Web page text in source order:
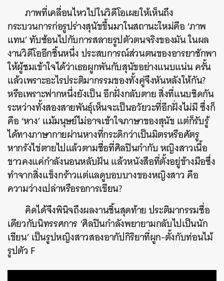
ภาพที่เคลื่อนไหวไปในวิดีโอเผยให้เห็นถึง
กระบวนการก่อรูปร่างสุนัขขึ้นมาในสถานะใหม่คือ ‘ภาพ
แทน’ ทับซ้อนไปกับการสลายรูปตัวตนจริงของมัน ในผล
งานวิดีโออีกชิ้นหนึ่ง ประสบการณ์ส่วนตนของอารยาชักพา
ให้ผู้ชมเข้าใจได้ว่าเธอผูกพันกับสุนัขอย่างแนบแน่น ครั้น
แล้วเพราะอะไรประติมากรรมของทั้งคู่จึงหันหลังให้กัน?
หรือเพราะฟากหนึ่งยังเป็น อีกฝั่งกลับตาย สิ่งที่แนบชิดกัน
ระหว่างทั้งสองสายพันธุ์เห็นจะเป็นอวัยวะที่อีกฝั่งไม่มี ซึ่งก็
คือ ‘หาง’ แม้มนุษย์ไม่อาจเข้าใจภาษาของสุนัข แต่ก็รับรู้
ได้ทางภาษากายผ่านหางที่กระดิกว่าเป็นมิตรหรือศัตรู
หากรังไข่ตายไปแล้วตามชื่อที่ศิลปินกำกับ หญิงสาวเนื้อ
ขาวคงแค่กำลังนอนหลับฝัน แล้วหนังสือที่ตั้งอยู่ข้างมือซึ่ง
ทำจากสิ่งแข็งกร้าวแต่แลดูบอบบางของหญิงสาว คือ
ความว่างเปล่าหรือรอการเขียน?
คิดได้จึงพินิจถึงผลงานชิ้นสุดท้าย ประติมากรรมชื่อ
เดียวกับนิทรรศการ ‘ศิลปินกำลังพยายามกลับไปเป็นนัก
เขียน’ เป็นรูปหญิงสาวสองอากัปกิริยาที่ผูก-ตั้งกับท่อนไม้
รูปตัว F